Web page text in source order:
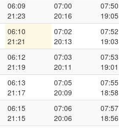
06:09
21:23
07:00
20:16
07:50
19:05
06:10
21:21
07:02
20:13
07:52
19:03
06:12
21:19
07:03
20:11
07:53
19:01
06:13
21:17
07:05
20:09
07:55
18:58
06:15
21:15
07:06
20:06
07:57
18:56